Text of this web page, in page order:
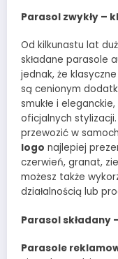
Parasol zwykły –
Od kilkunastu lat
składane parasole
jednak, że
są cenionym
smukłe i
oficjalnych
przewozić w
logo najlepiej
czerwień, granat,
możesz także
działalnością lub
Parasol składany
Parasole